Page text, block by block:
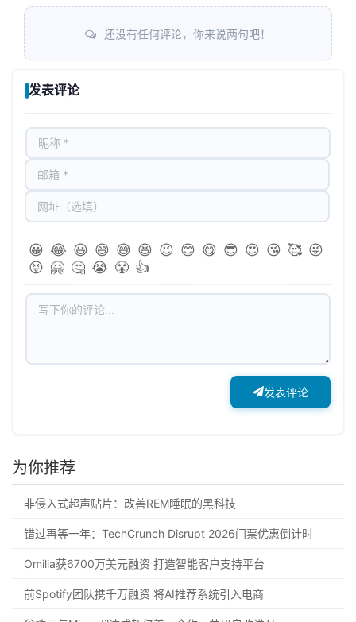
还没有任何评论，你来说两句吧！
发表评论
😀 😂 😃 😄 😅 😆 😉 😊 😋 😎 😍 😘 🥰 😜
😝 🤗 🤔 😭 😤 👍
发表评论
为你推荐
非侵入式超声贴片：改善REM睡眠的黑科技
错过再等一年：TechCrunch Disrupt 2026门票优惠倒计时
Omilia获6700万美元融资 打造智能客户支持平台
前Spotify团队携千万融资 将AI推荐系统引入电商